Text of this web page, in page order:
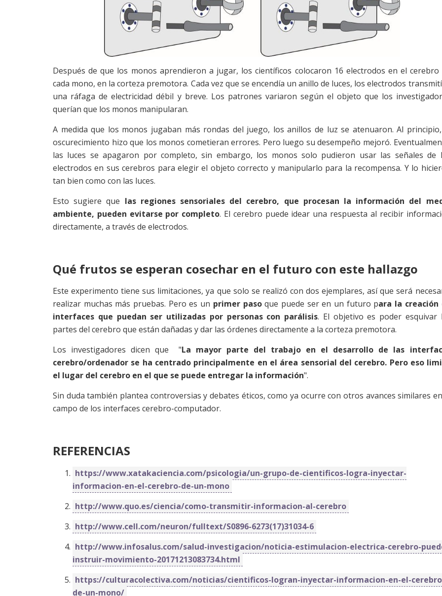
Después de que los monos aprendieron a jugar, los científicos colocaron 16 electrodos en el cerebro
cada mono, en la corteza premotora. Cada vez que se encendía un anillo de luces, los electrodos
una ráfaga de electricidad débil y breve. Los patrones variaron según el objeto que los
querían que los monos manipularan.
A medida que los monos jugaban más rondas del juego, los anillos de luz se atenuaron. Al
oscurecimiento hizo que los monos cometieran errores. Pero luego su desempeño mejoró.
las luces se apagaron por completo, sin embargo, los monos solo pudieron usar las señales de
electrodos en sus cerebros para elegir el objeto correcto y manipularlo para la recompensa. Y lo
tan bien como con las luces.
Esto sugiere que las regiones sensoriales del cerebro, que procesan la información del
ambiente, pueden evitarse por completo. El cerebro puede idear una respuesta al recibir
directamente, a través de electrodos.
Qué frutos se esperan cosechar en el futuro con este hallazgo
Este experimento tiene sus limitaciones, ya que solo se realizó con dos ejemplares, así que será
realizar muchas más pruebas. Pero es un primer pasoque puede ser en un futuro para la creación
interfaces que puedan ser utilizadas por personas con parálisis. El objetivo es poder esquivar
partes del cerebro que están dañadas y dar las órdenes directamente a la corteza premotora.
Los investigadores dicen que "La mayor parte del trabajo en el desarrollo de las
cerebro/ordenador se ha centrado principalmente en el área sensorial del cerebro. Pero eso
el lugar del cerebro en el que se puede entregar la información".
Sin duda también plantea controversias y debates éticos, como ya ocurre con otros avances similares
campo de los interfaces cerebro-computador.
REFERENCIAS
https://www.xatakaciencia.com/psicologia/un-grupo-de-cientificos-logra-inyectar-
informacion-en-el-cerebro-de-un-mono
http://www.quo.es/ciencia/como-transmitir-informacion-al-cerebro
http://www.cell.com/neuron/fulltext/S0896-6273(17)31034-6
http://www.infosalus.com/salud-investigacion/noticia-estimulacion-electrica-cerebro-
instruir-movimiento-20171213083734.html
https://culturacolectiva.com/noticias/cientificos-logran-inyectar-informacion-en-el-
de-un-mono/